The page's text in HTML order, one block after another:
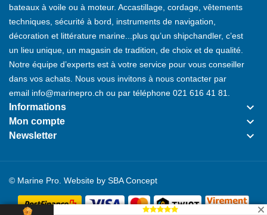
bateaux à voile ou à moteur. Accastillage, cordage, vêtements
techniques, sécurité à bord, instruments de navigation,
décoration et littérature marine...plus qu’un shipchandler, c’est
un lieu unique, un magasin de tradition, de choix et de qualité.
Notre équipe d’experts est à votre service pour vous conseiller
dans vos achats. Nous vous invitons à nous contacter par
email info@marinepro.ch ou par téléphone 021 616 41 81
Informations keyboard_arrow_down
Mon compte keyboard_arrow_down
Newsletter keyboard_arrow_down
© Marine Pro. Website by SBA Concept